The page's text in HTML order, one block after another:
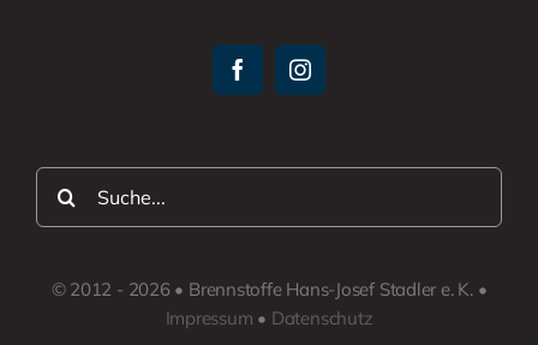
Suche
nach:
© 2012 - 2026 • Brennstoffe Hans-Josef Stadler e. K. •
Impressum • Datenschutz